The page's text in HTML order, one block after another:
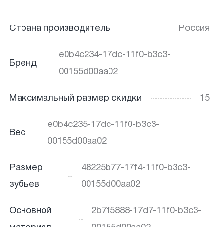
Страна производитель Россия
Бренд
e0b4c234-17dc-11f0-b3c3-
00155d00aa02
Максимальный размер скидки 15
Вес
e0b4c235-17dc-11f0-b3c3-
00155d00aa02
Размер
зубьев
48225b77-17f4-11f0-b3c3-
00155d00aa02
Основной
2b7f5888-17d7-11f0-b3c3-